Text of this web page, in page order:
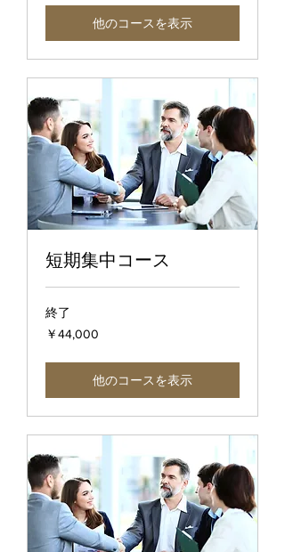
他のコースを表示
短期集中コース
終了
44,000
円
￥44,000
他のコースを表示